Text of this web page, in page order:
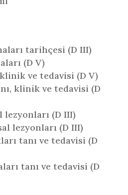
tarihçesi (D III)
(D V)
klinik ve tedavisi (D V)
klinik ve tedavisi (D
(D III)
lezyonları (D III)
tanı ve tedavisi (D
tanı ve tedavisi (D